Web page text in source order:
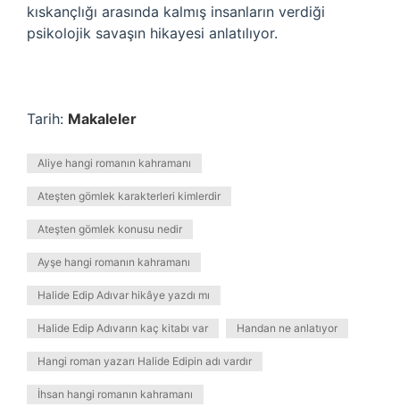
kıskançlığı arasında kalmış insanların verdiği
psikolojik savaşın hikayesi anlatılıyor.
Tarih: Makaleler
Aliye hangi romanın kahramanı
Ateşten gömlek karakterleri kimlerdir
Ateşten gömlek konusu nedir
Ayşe hangi romanın kahramanı
Halide Edip Adıvar hikâye yazdı mı
Halide Edip Adıvarın kaç kitabı var Handan ne anlatıyor
Hangi roman yazarı Halide Edipin adı vardır
İhsan hangi romanın kahramanı